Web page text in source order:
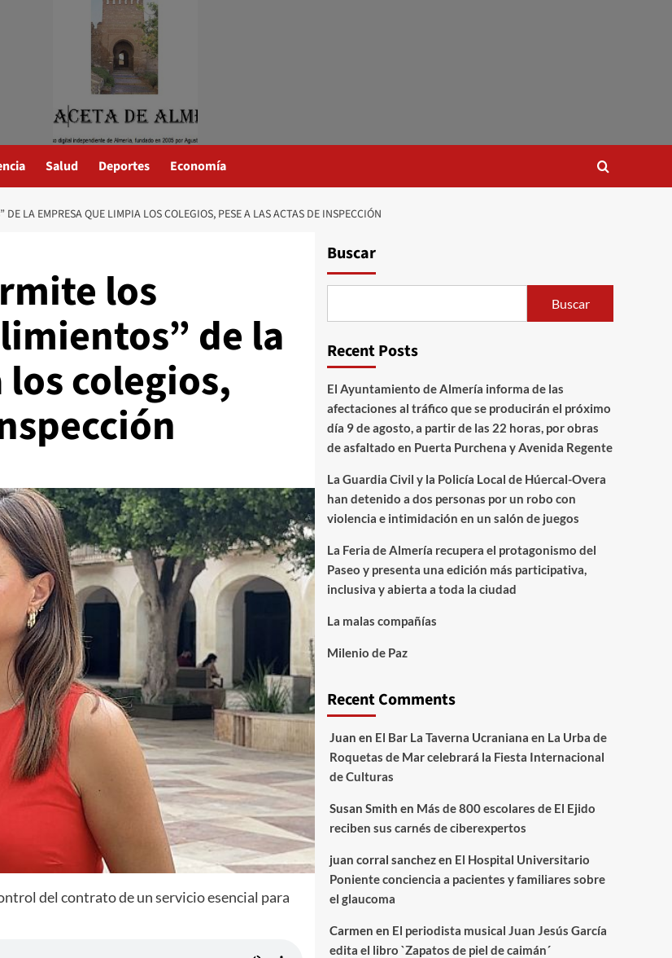
Salud Deportes Economía
LA EMPRESA QUE LIMPIA LOS COLEGIOS, PESE A LAS ACTAS DE INSPECCIÓN
los
de la
colegios,
del contrato de un servicio esencial para
Buscar
Buscar
Recent Posts
El Ayuntamiento de Almería informa de las
afectaciones al tráfico que se producirán el próximo
día 9 de agosto, a partir de las 22 horas, por obras
de asfaltado en Puerta Purchena y Avenida Regente
La Guardia Civil y la Policía Local de Húercal-Overa
han detenido a dos personas por un robo con
violencia e intimidación en un salón de juegos
La Feria de Almería recupera el protagonismo del
Paseo y presenta una edición más participativa,
inclusiva y abierta a toda la ciudad
La malas compañías
Milenio de Paz
Recent Comments
Juan en El Bar La Taverna Ucraniana en La Urba de
Roquetas de Mar celebrará la Fiesta Internacional
de Culturas
Susan Smith en Más de 800 escolares de El Ejido
reciben sus carnés de ciberexpertos
juan corral sanchezen El Hospital Universitario
Poniente conciencia a pacientes y familiares sobre
el glaucoma
Carmen en El periodista musical Juan Jesús García
edita el libro `Zapatos de piel de caimán´